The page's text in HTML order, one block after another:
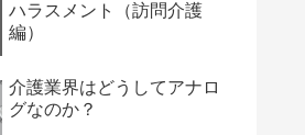
ハラスメント（訪問介護
編）
介護業界はどうしてアナロ
グなのか？